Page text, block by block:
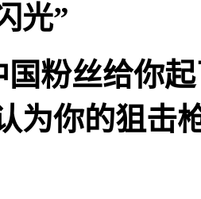
光”
国粉丝给你
为你的狙击